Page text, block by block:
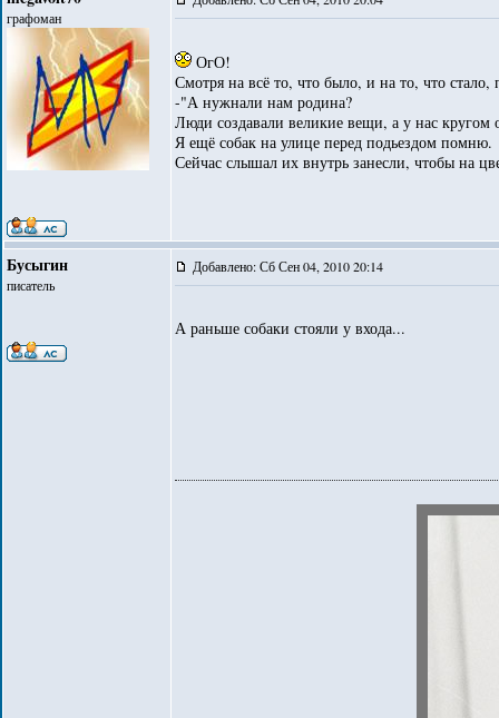
графоман
ОгО!
Смотря на всё то, что было, и на то, что стало,
-"А нужнали нам родина?
Люди создавали великие вещи, а у нас
Я ещё собак на улице перед подьездом помню.
Сейчас слышал их внутрь занесли, чтобы на
Бусыгин
писатель
Добавлено: Сб Сен 04, 2010 20:14
А раньше собаки стояли у входа...